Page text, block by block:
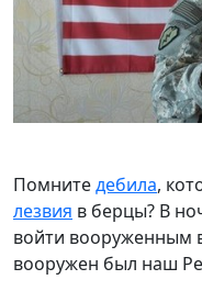
Помнитедебила,
лезвия в берцы? В
войти вооруженным
вооружен был наш